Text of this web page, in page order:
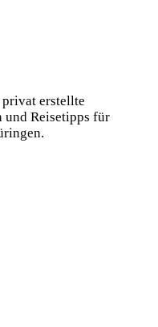
erstellte
und Reisetipps für